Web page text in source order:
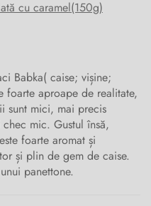
cu caramel(150g)
Babka( caise; vișine;
foarte aproape de realitate,
sunt mici, mai precis
mic. Gustul însă,
foarte aromat și
și plin de gem de caise.
panettone.